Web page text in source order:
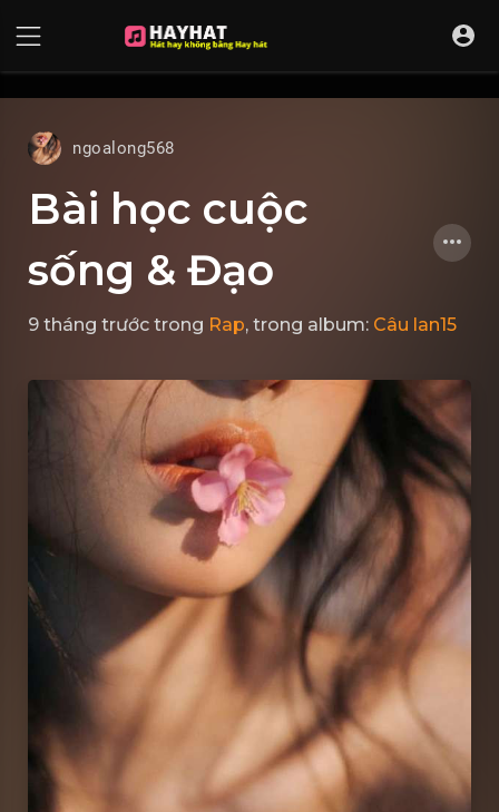
ngoalong568
Bài học cuộc
sống & Đạo
9 tháng trước trong Rap, trong album: Câu lan15